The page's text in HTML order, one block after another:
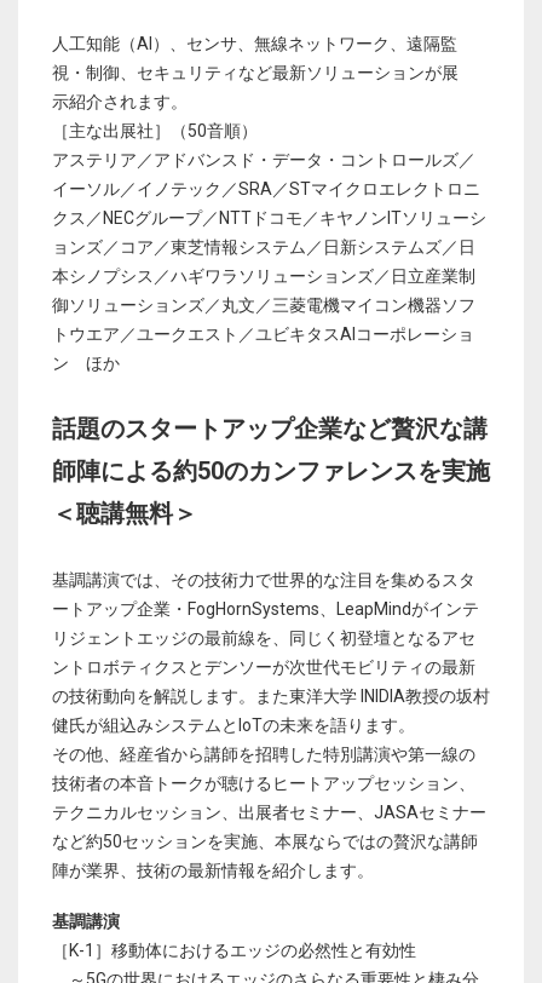
人工知能（AI）、センサ、無線ネットワーク、遠隔監
視・制御、セキュリティなど最新ソリューションが展
示紹介されます。
［主な出展社］（50音順）
アステリア／アドバンスド・データ・コントロールズ／
イーソル／イノテック／SRA／STマイクロエレクトロニ
クス／NECグループ／NTTドコモ／キヤノンITソリューシ
ョンズ／コア／東芝情報システム／日新システムズ／日
本シノプシス／ハギワラソリューションズ／日立産業制
御ソリューションズ／丸文／三菱電機マイコン機器ソフ
トウエア／ユークエスト／ユビキタスAIコーポレーショ
ン ほか
話題のスタートアップ企業など贅沢な講
師陣による約50のカンファレンスを実施
＜聴講無料＞
基調講演では、その技術力で世界的な注目を集めるスタ
ートアップ企業・FogHornSystems、LeapMindがインテ
リジェントエッジの最前線を、同じく初登壇となるアセ
ントロボティクスとデンソーが次世代モビリティの最新
の技術動向を解説します。また東洋大学 INIDIA教授の坂村
健氏が組込みシステムとIoTの未来を語ります。
その他、経産省から講師を招聘した特別講演や第一線の
技術者の本音トークが聴けるヒートアップセッション、
テクニカルセッション、出展者セミナー、JASAセミナー
など約50セッションを実施、本展ならではの贅沢な講師
陣が業界、技術の最新情報を紹介します。
基調講演
［K-1］移動体におけるエッジの必然性と有効性
～5Gの世界におけるエッジのさらなる重要性と棲み分